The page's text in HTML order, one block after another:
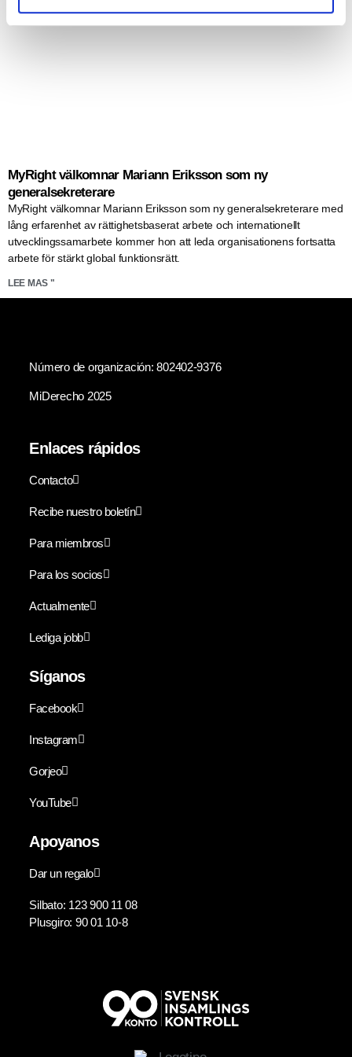
MyRight välkomnar Mariann Eriksson som ny
generalsekreterare
MyRight välkomnar Mariann Eriksson som ny generalsekreterare med
lång erfarenhet av rättighetsbaserat arbete och internationellt
utvecklingssamarbete kommer hon att leda organisationens fortsatta
arbete för stärkt global funktionsrätt.
LEE MAS "
Número de organización: 802402-9376
MiDerecho 2025
Enlaces rápidos
Contacto
Recibe nuestro boletín
Para miembros
Para los socios
Actualmente
Lediga jobb
Síganos
Facebook
Instagram
Gorjeo
YouTube
Apoyanos
Dar un regalo
Silbato: 123 900 11 08
Plusgiro: 90 01 10-8